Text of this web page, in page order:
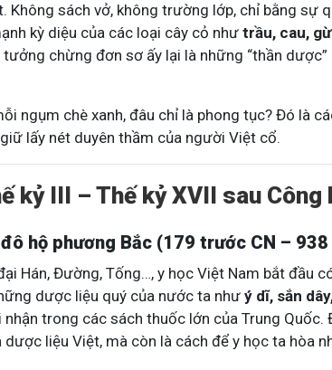
Không sách vở, không trường lớp, chỉ bằng sự
kỳ diệu của các loại cây cỏ như trầu, cau,
chừng đơn sơ ấy lại là những “thần
ngụm chè xanh, đâu chỉ là phong tục? Đó là
lấy nét duyên thầm của người Việt cổ.
kỷ III – Thế kỷ XVII sau Công
hộ phương Bắc (179 trước CN – 938
Hán, Đường, Tống…, y học Việt Nam bắt đầu
dược liệu quý của nước ta như ý dĩ, sắn
trong các sách thuốc lớn của Trung Quốc.
liệu Việt, mà còn là cách để y học ta hòa